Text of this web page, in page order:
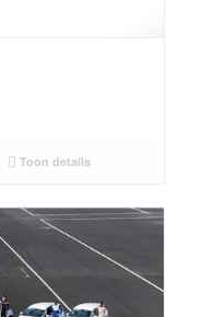
Toon details